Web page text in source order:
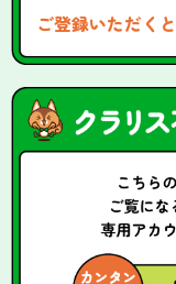
ご登録いただくと